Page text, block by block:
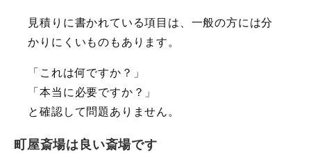
見積りに書かれている項目は、一般の方には分
かりにくいものもあります。
「これは何ですか？」
「本当に必要ですか？」
と確認して問題ありません。
町屋斎場は良い斎場です